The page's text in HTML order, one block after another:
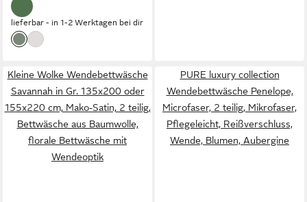
lieferbar - in 1-2 Werktagen bei dir
Kleine Wolke Wendebettwäsche
Savannah in Gr. 135x200 oder
155x220 cm, Mako-Satin, 2 teilig,
Bettwäsche aus Baumwolle,
florale Bettwäsche mit
Wendeoptik
PURE luxury collection
Wendebettwäsche Penelope,
Microfaser, 2 teilig, Mikrofaser,
Pflegeleicht, Reißverschluss,
Wende, Blumen, Aubergine